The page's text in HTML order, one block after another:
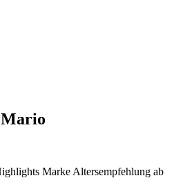
Mario
Marke Altersempfehlung ab